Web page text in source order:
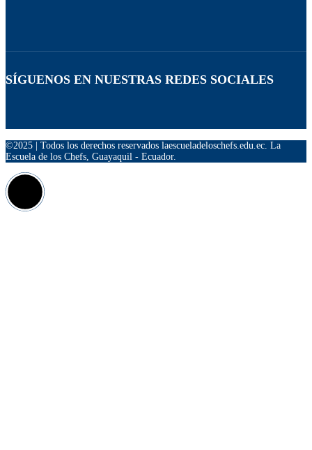
SÍGUENOS EN NUESTRAS REDES SOCIALES
©2025 | Todos los derechos reservados laescueladeloschefs.edu.ec. La
Escuela de los Chefs, Guayaquil - Ecuador.